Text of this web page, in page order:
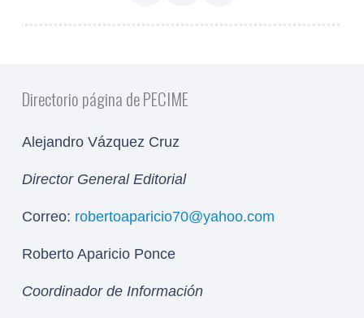
Directorio página de PECIME
Alejandro Vázquez Cruz
Director General Editorial
Correo: robertoaparicio70@yahoo.com
Roberto Aparicio Ponce
Coordinador de Información